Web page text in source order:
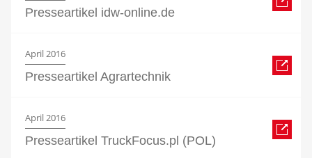
Presseartikel idw-online.de
April 2016
Presseartikel Agrartechnik
April 2016
Presseartikel TruckFocus.pl (POL)